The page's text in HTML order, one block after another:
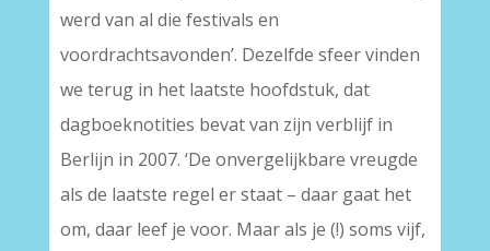
werd van al die festivals en
voordrachtsavonden’. Dezelfde sfeer vinden
we terug in het laatste hoofdstuk, dat
dagboeknotities bevat van zijn verblijf in
Berlijn in 2007. ‘De onvergelijkbare vreugde
als de laatste regel er staat – daar gaat het
om, daar leef je voor. Maar als je (!) soms vijf,